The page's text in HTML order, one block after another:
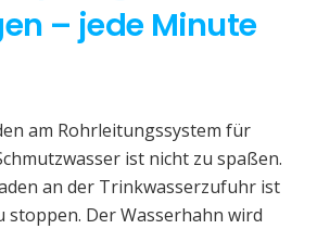
– jede Minute
am Rohrleitungssystem für
ist nicht zu spaßen.
an der Trinkwasserzufuhr ist
stoppen. Der Wasserhahn wird